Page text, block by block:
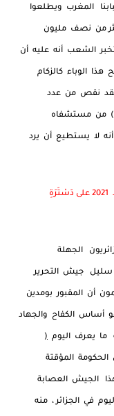
المغرب ويطلعوا
أكثر من نصف مليون
الشعب أنه عليه أن
الوباء كالزكام
نقص من عدد
) من مستشفاه
أنه لا يستطيع أن يرد
هل ستعكف لجنة صياغة الدستور الجزائري الجديد 2021 على دَسْتَرَةِ
الجهلة
جيش التحرير
أن المقبور بومدين
أساس الكفاح والجهاد
ما يعرف اليوم (
المؤقتة
في 15 جويلية 1961 ومن هذا الجيش العصابة
في الجزائر ، منه